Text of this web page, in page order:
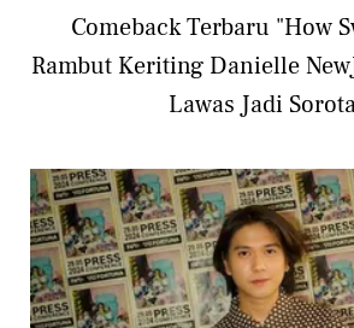
Comeback Terbaru "How
Rambut Keriting Danielle
Lawas Jadi